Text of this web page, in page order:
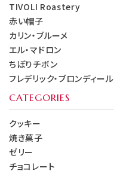
TIVOLI Roastery
赤い帽子
カリン・ブルーメ
エル・マドロン
ちぼりチボン
フレデリック・ブロンディール
CATEGORIES
クッキー
焼き菓子
ゼリー
チョコレート